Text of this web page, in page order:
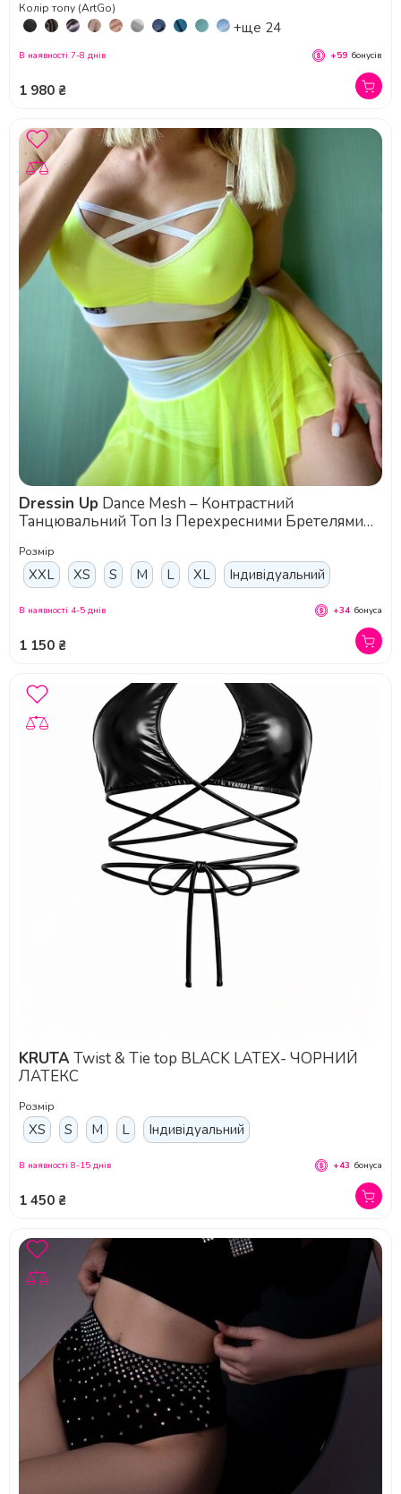
Колір топу (ArtGo)
+ще 24
1 980 ₴
В наявності 7-8 днів +59 бонусів
Dressin Up
Танцювальний Топ Із Перехресними Бретелями
Розмір
XXL XS S M L XL Індивідуальний
1 150 ₴
В наявності 4-5 днів +34 бонуса
KRUTA
ЛАТЕКС
Розмір
XS S M L Індивідуальний
1 450 ₴
В наявності 8-15 днів +43 бонуса